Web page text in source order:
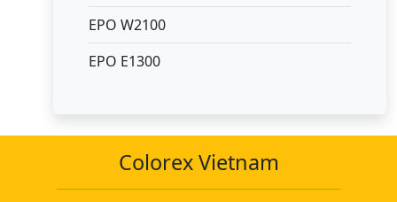
EPO W2100
EPO E1300
Colorex Vietnam